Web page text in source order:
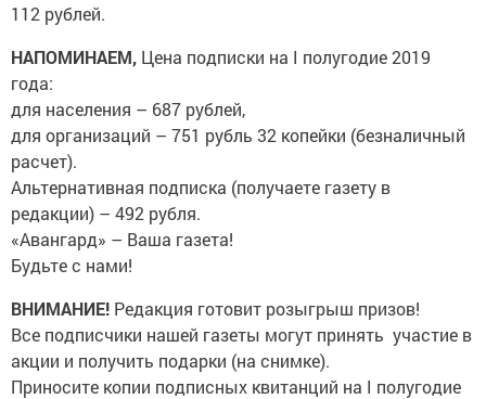
112 рублей.
НАПОМИНАЕМ, Цена подписки на I полугодие 2019
года:
для населения – 687 рублей,
для организаций – 751 рубль 32 копейки (безналичный
расчет).
Альтернативная подписка (получаете газету в
редакции) – 492 рубля.
«Авангард» – Ваша газета!
Будьте с нами!
ВНИМАНИЕ! Редакция готовит розыгрыш ­призов!
Все подписчики нашей газеты могут принять участие в
акции и получить подарки (на снимке).
Приносите копии подписных квитанций на I полугодие